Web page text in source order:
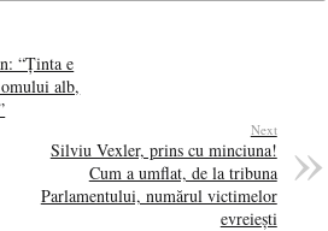
“Ținta e
alb,
Next
Silviu Vexler, prins cu minciuna!
Cum a umflat, de la tribuna
Parlamentului, numărul victimelor
evreiești